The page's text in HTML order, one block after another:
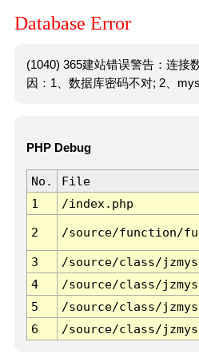
Database Error
(1040) 365建站错误警告：连接
因：1、数据库密码不对; 2、
PHP Debug
No. File
1
/index.php
2 /source/function/
3 /source/class/
4
/source/class/
5
/source/class/
6
/source/class/